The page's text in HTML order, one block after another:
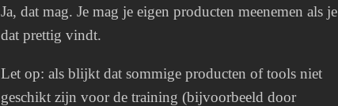
Ja, dat mag. Je mag je eigen producten meenemen als je
dat prettig vindt.
Let op: als blijkt dat sommige producten of tools niet
geschikt zijn voor de training (bijvoorbeeld door